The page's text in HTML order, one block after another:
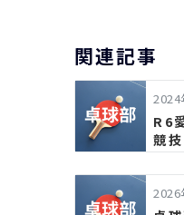
ビ
ゲ
ー
ョ
関連記事
2024
R6
競技
2026